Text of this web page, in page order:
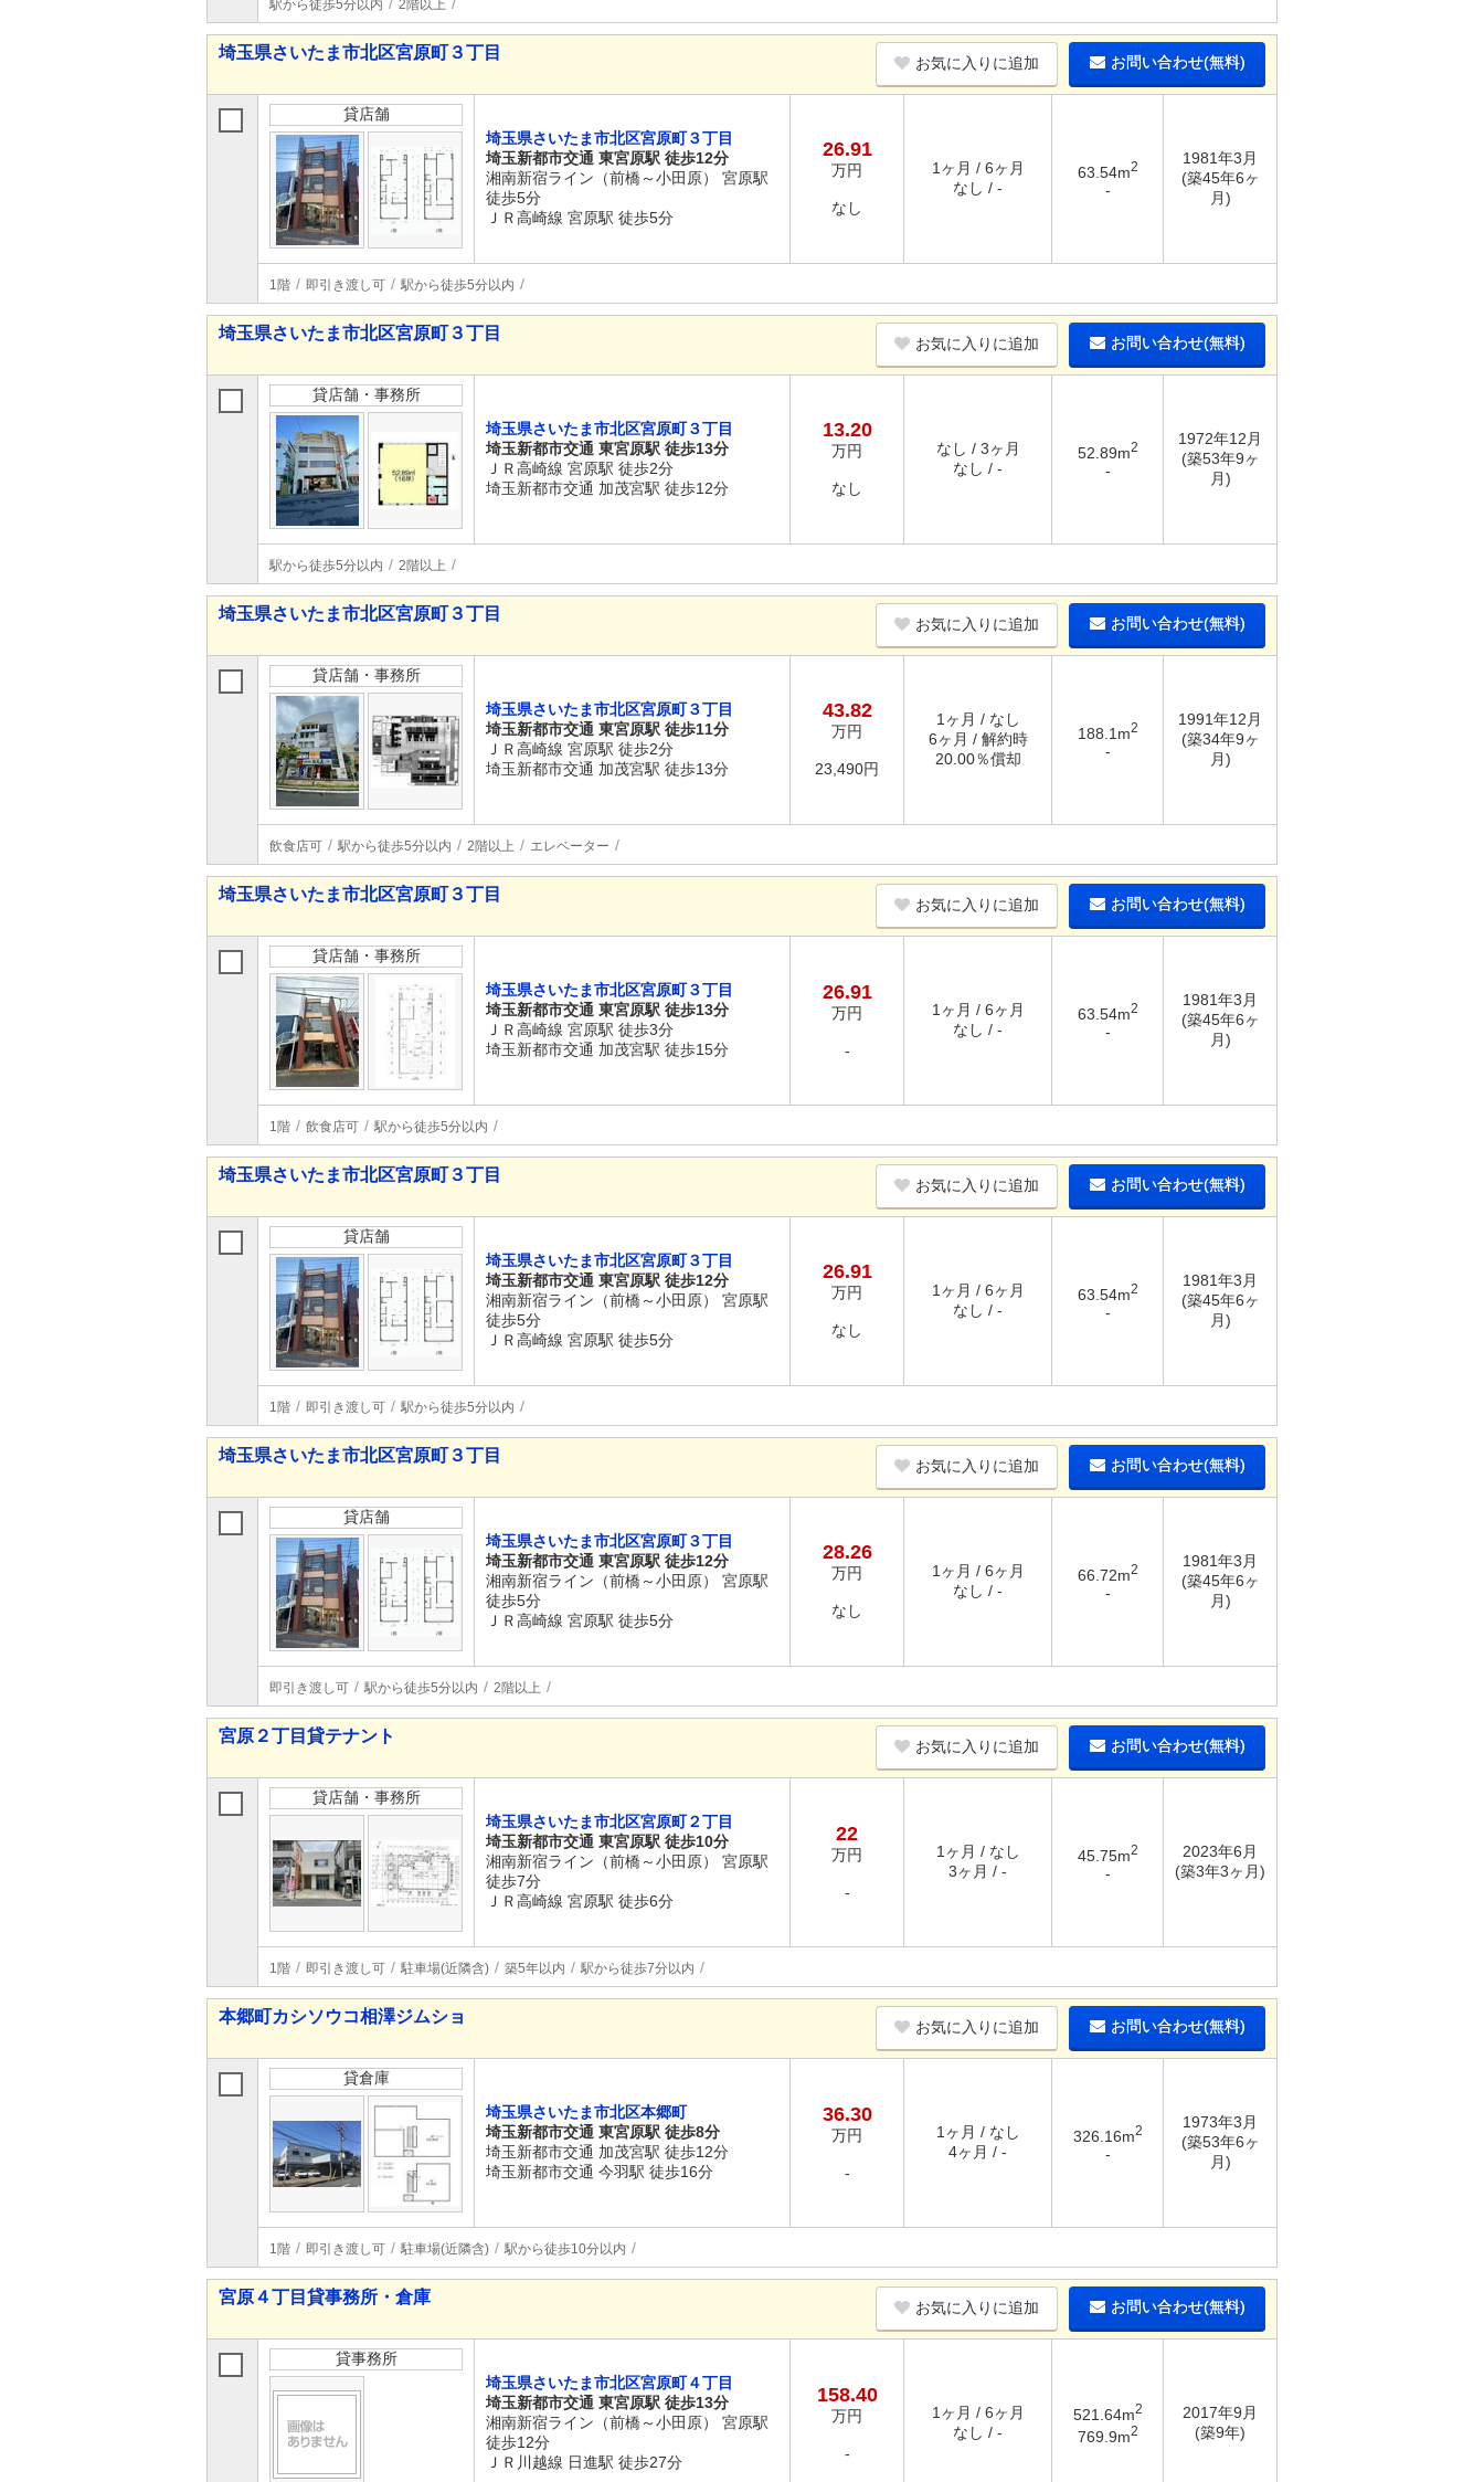
駅から徒歩5分以内 2階以上
埼玉県さいたま市北区宮原町３丁目
お気に入りに追加 お問い合わせ(無料)
貸店舗
埼玉県さいたま市北区宮原町３丁目
埼玉新都市交通 東宮原駅 徒歩12分
湘南新宿ライン（前橋～小田原） 宮原駅
徒歩5分
ＪＲ高崎線 宮原駅 徒歩5分
26.91
万円
なし
1ヶ月 / 6ヶ月
なし / -
63.54m2
-
1981年3月
(築45年6ヶ
月)
1階 即引き渡し可 駅から徒歩5分以内
埼玉県さいたま市北区宮原町３丁目
お気に入りに追加 お問い合わせ(無料)
貸店舗・事務所
埼玉県さいたま市北区宮原町３丁目
埼玉新都市交通 東宮原駅 徒歩13分
ＪＲ高崎線 宮原駅 徒歩2分
埼玉新都市交通 加茂宮駅 徒歩12分
13.20
万円
なし
なし / 3ヶ月
なし / -
52.89m2
-
1972年12月
(築53年9ヶ
月)
駅から徒歩5分以内 2階以上
埼玉県さいたま市北区宮原町３丁目
お気に入りに追加 お問い合わせ(無料)
貸店舗・事務所
埼玉県さいたま市北区宮原町３丁目
埼玉新都市交通 東宮原駅 徒歩11分
ＪＲ高崎線 宮原駅 徒歩2分
埼玉新都市交通 加茂宮駅 徒歩13分
43.82
万円
23,490円
1ヶ月 / なし
6ヶ月 / 解約時
20.00％償却
188.1m2
-
1991年12月
(築34年9ヶ
月)
飲食店可 駅から徒歩5分以内 2階以上 エレベーター
埼玉県さいたま市北区宮原町３丁目
お気に入りに追加 お問い合わせ(無料)
貸店舗・事務所
埼玉県さいたま市北区宮原町３丁目
埼玉新都市交通 東宮原駅 徒歩13分
ＪＲ高崎線 宮原駅 徒歩3分
埼玉新都市交通 加茂宮駅 徒歩15分
26.91
万円
-
1ヶ月 / 6ヶ月
なし / -
63.54m2
-
1981年3月
(築45年6ヶ
月)
1階 飲食店可 駅から徒歩5分以内
埼玉県さいたま市北区宮原町３丁目
お気に入りに追加 お問い合わせ(無料)
貸店舗
埼玉県さいたま市北区宮原町３丁目
埼玉新都市交通 東宮原駅 徒歩12分
湘南新宿ライン（前橋～小田原） 宮原駅
徒歩5分
ＪＲ高崎線 宮原駅 徒歩5分
26.91
万円
なし
1ヶ月 / 6ヶ月
なし / -
63.54m2
-
1981年3月
(築45年6ヶ
月)
1階 即引き渡し可 駅から徒歩5分以内
埼玉県さいたま市北区宮原町３丁目
お気に入りに追加 お問い合わせ(無料)
貸店舗
埼玉県さいたま市北区宮原町３丁目
埼玉新都市交通 東宮原駅 徒歩12分
湘南新宿ライン（前橋～小田原） 宮原駅
徒歩5分
ＪＲ高崎線 宮原駅 徒歩5分
28.26
万円
なし
1ヶ月 / 6ヶ月
なし / -
66.72m2
-
1981年3月
(築45年6ヶ
月)
即引き渡し可 駅から徒歩5分以内 2階以上
宮原２丁目貸テナント
お気に入りに追加 お問い合わせ(無料)
貸店舗・事務所
埼玉県さいたま市北区宮原町２丁目
埼玉新都市交通 東宮原駅 徒歩10分
湘南新宿ライン（前橋～小田原） 宮原駅
徒歩7分
ＪＲ高崎線 宮原駅 徒歩6分
22
万円
-
1ヶ月 / なし
3ヶ月 / -
45.75m2
-
2023年6月
(築3年3ヶ月)
1階 即引き渡し可 駐車場(近隣含) 築5年以内 駅から徒歩7分以内
本郷町カシソウコ相澤ジムショ
お気に入りに追加 お問い合わせ(無料)
貸倉庫
埼玉県さいたま市北区本郷町
埼玉新都市交通 東宮原駅 徒歩8分
埼玉新都市交通 加茂宮駅 徒歩12分
埼玉新都市交通 今羽駅 徒歩16分
36.30
万円
-
1ヶ月 / なし
4ヶ月 / -
326.16m2
-
1973年3月
(築53年6ヶ
月)
1階 即引き渡し可 駐車場(近隣含) 駅から徒歩10分以内
宮原４丁目貸事務所・倉庫
お気に入りに追加 お問い合わせ(無料)
貸事務所
埼玉県さいたま市北区宮原町４丁目
埼玉新都市交通 東宮原駅 徒歩13分
湘南新宿ライン（前橋～小田原） 宮原駅
徒歩12分
ＪＲ川越線 日進駅 徒歩27分
158.40
万円
-
1ヶ月 / 6ヶ月
なし / -
521.64m2
769.9m2
2017年9月
(築9年)